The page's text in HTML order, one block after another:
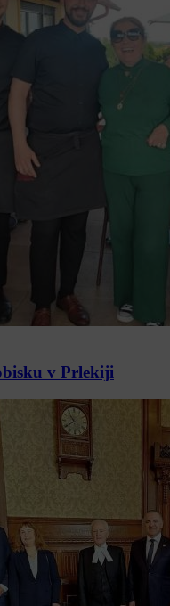
v Prlekiji